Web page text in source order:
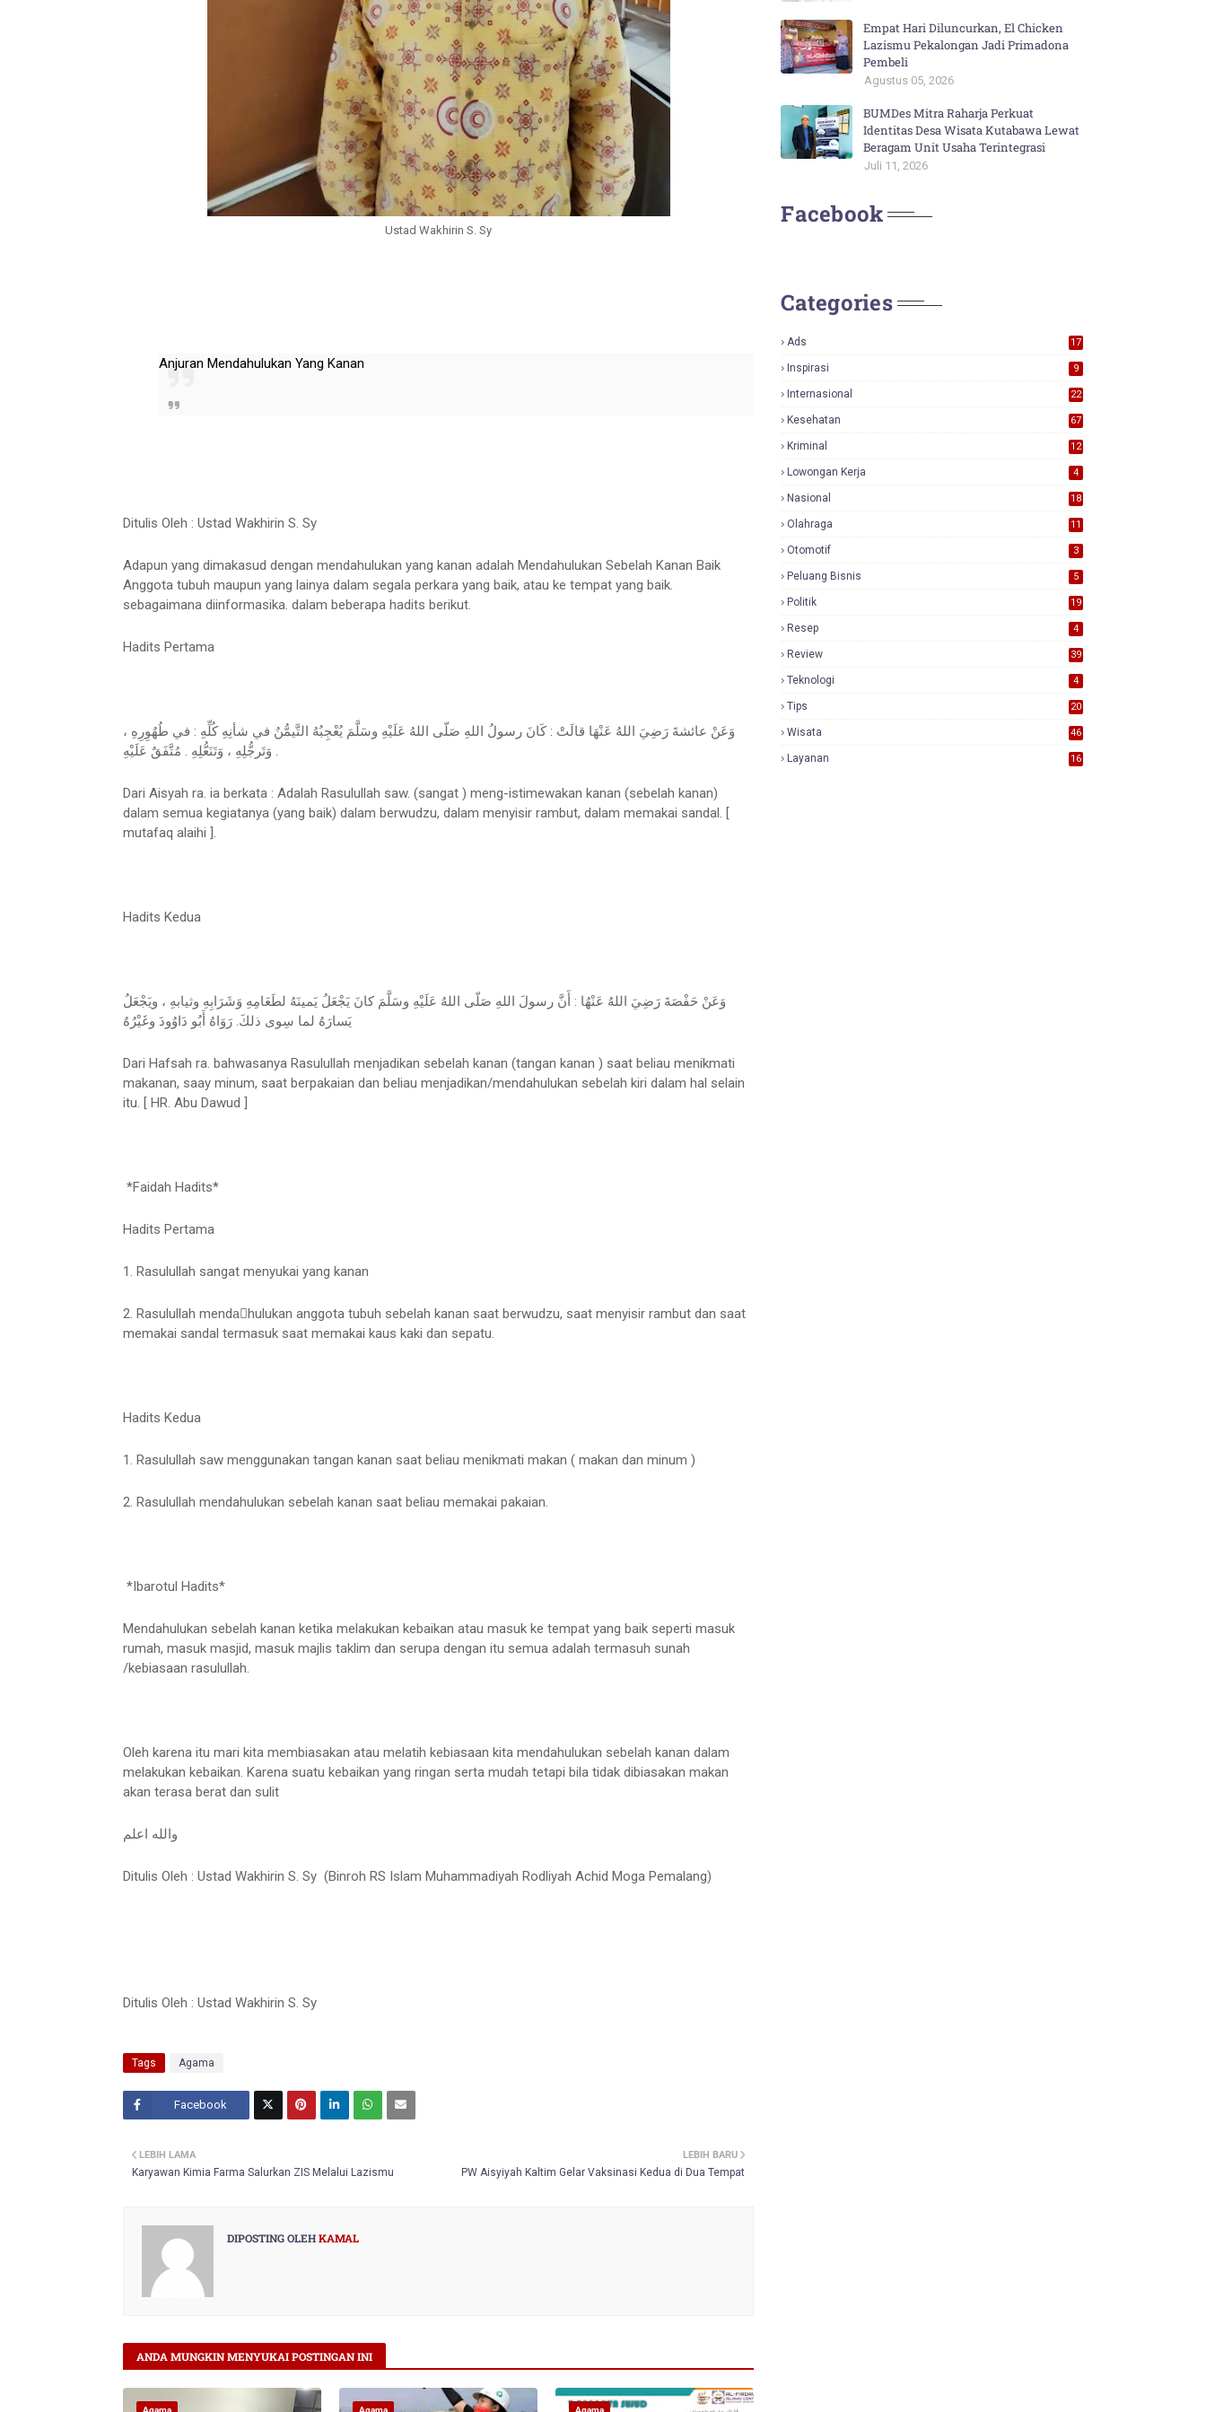
Ustad Wakhirin S. Sy
Anjuran Mendahulukan Yang Kanan
Ditulis Oleh : Ustad Wakhirin S. Sy
Adapun yang dimakasud dengan mendahulukan yang kanan adalah Mendahulukan Sebelah Kanan Baik
Anggota tubuh maupun yang lainya dalam segala perkara yang baik, atau ke tempat yang baik.
sebagaimana diinformasika. dalam beberapa hadits berikut.
Hadits Pertama
وَعَنْ عائشةَ رَضِيَ اللهُ عَنْهَا قالَتْ : كَانَ رسولُ اللهِ صَلّى اللهُ عَلَيْهِ وسَلَّمَ يُعْجِبُهُ التَّيمُّنُ في شأنِهِ كُلِّهِ : في طُهُوِرِهِ ،
وَتَرجُّلِهِ ، وَتَنَعُّلِهِ . مُتَّفَقٌ عَلَيْهِ .
Dari Aisyah ra. ia berkata : Adalah Rasulullah saw. (sangat ) meng-istimewakan kanan (sebelah kanan)
dalam semua kegiatanya (yang baik) dalam berwudzu, dalam menyisir rambut, dalam memakai sandal. [
mutafaq alaihi ].
Hadits Kedua
وَعَنْ حَفْصَةَ رَضِيَ اللهُ عَنْهُا : أَنَّ رسولَ اللهِ صَلّى اللهُ عَلَيْهِ وسَلَّمَ كانَ يَجْعَلُ يَمينَهُ لطَعَامِهِ وَشَرَابِهِ وثيابهِ ، ويَجْعَلُ
يَسارَهُ لما سِوى ذلكَ. رَوَاهُ أَبُو دَاوُودَ وغَيْرُهُ
Dari Hafsah ra. bahwasanya Rasulullah menjadikan sebelah kanan (tangan kanan ) saat beliau menikmati
makanan, saay minum, saat berpakaian dan beliau menjadikan/mendahulukan sebelah kiri dalam hal selain
itu. [ HR. Abu Dawud ]
*Faidah Hadits*
Hadits Pertama
1. Rasulullah sangat menyukai yang kanan
2. Rasulullah mendaٰhulukan anggota tubuh sebelah kanan saat berwudzu, saat menyisir rambut dan saat
memakai sandal termasuk saat memakai kaus kaki dan sepatu.
Hadits Kedua
1. Rasulullah saw menggunakan tangan kanan saat beliau menikmati makan ( makan dan minum )
2. Rasulullah mendahulukan sebelah kanan saat beliau memakai pakaian.
*Ibarotul Hadits*
Mendahulukan sebelah kanan ketika melakukan kebaikan atau masuk ke tempat yang baik seperti masuk
rumah, masuk masjid, masuk majlis taklim dan serupa dengan itu semua adalah termasuh sunah
/kebiasaan rasulullah.
Oleh karena itu mari kita membiasakan atau melatih kebiasaan kita mendahulukan sebelah kanan dalam
melakukan kebaikan. Karena suatu kebaikan yang ringan serta mudah tetapi bila tidak dibiasakan makan
akan terasa berat dan sulit
والله اعلم
Ditulis Oleh : Ustad Wakhirin S. Sy (Binroh RS Islam Muhammadiyah Rodliyah Achid Moga Pemalang)
Ditulis Oleh : Ustad Wakhirin S. Sy
Tags Agama
Facebook
LEBIH BARU
PW Aisyiyah Kaltim Gelar Vaksinasi Kedua di Dua Tempat
LEBIH LAMA
Karyawan Kimia Farma Salurkan ZIS Melalui Lazismu
DIPOSTING OLEHKAMAL
ANDA MUNGKIN MENYUKAI POSTINGAN INI
Agama Agama Agama
Empat Hari Diluncurkan, El Chicken
Lazismu Pekalongan Jadi Primadona
Pembeli
Agustus 05, 2026
BUMDes Mitra Raharja Perkuat
Identitas Desa Wisata Kutabawa Lewat
Beragam Unit Usaha Terintegrasi
Juli 11, 2026
Facebook
Categories
Ads
17
Inspirasi 9
Internasional 22
Kesehatan 67
Kriminal 12
Lowongan Kerja 4
Nasional
18
Olahraga 11
Otomotif 3
Peluang Bisnis 5
Politik 19
Resep 4
Review
39
Teknologi 4
Tips 20
Wisata 46
Layanan 16